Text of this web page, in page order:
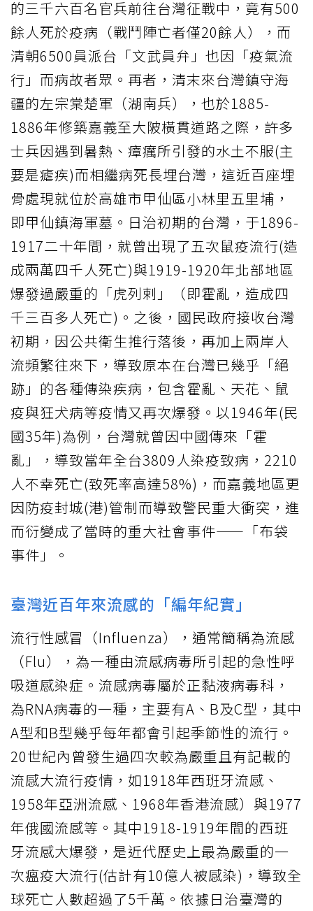
的三千六百名官兵前往台灣征戰中，竟有500
餘人死於疫病（戰鬥陣亡者僅20餘人），而
清朝6500員派台「文武員弁」也因「疫氣流
行」而病故者眾。再者，清末來台灣鎮守海
疆的左宗棠楚軍（湖南兵），也於1885-
1886年修築嘉義至大陂橫貫道路之際，許多
士兵因遇到暑熱、瘴癘所引發的水土不服(主
要是瘧疾)而相繼病死長埋台灣，這近百座埋
骨處現就位於高雄市甲仙區小林里五里埔，
即甲仙鎮海軍墓。日治初期的台灣，于1896-
1917二十年間，就曾出現了五次鼠疫流行(造
成兩萬四千人死亡)與1919-1920年北部地區
爆發過嚴重的「虎列剌」（即霍亂，造成四
千三百多人死亡)。之後，國民政府接收台灣
初期，因公共衛生推行落後，再加上兩岸人
流頻繁往來下，導致原本在台灣已幾乎「絕
跡」的各種傳染疾病，包含霍亂、天花、鼠
疫與狂犬病等疫情又再次爆發。以1946年(民
國35年)為例，台灣就曾因中國傳來「霍
亂」，導致當年全台3809人染疫致病，2210
人不幸死亡(致死率高達58%)，而嘉義地區更
因防疫封城(港)管制而導致警民重大衝突，進
而衍變成了當時的重大社會事件——「布袋
事件」。
臺灣近百年來流感的「編年紀實」
流行性感冒（Influenza），通常簡稱為流感
（Flu），為一種由流感病毒所引起的急性呼
吸道感染症。流感病毒屬於正黏液病毒科，
為RNA病毒的一種，主要有A、B及C型，其中
A型和B型幾乎每年都會引起季節性的流行。
20世紀內曾發生過四次較為嚴重且有記載的
流感大流行疫情，如1918年西班牙流感、
1958年亞洲流感、1968年香港流感）與1977
年俄國流感等。其中1918-1919年間的西班
牙流感大爆發，是近代歷史上最為嚴重的一
次瘟疫大流行(估計有10億人被感染)，導致全
球死亡人數超過了5千萬。依據日治臺灣的